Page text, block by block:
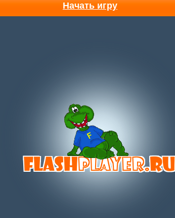
Начать игру